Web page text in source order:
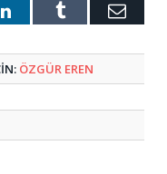
LinkedInTumblr E-
ÖZGÜR EREN